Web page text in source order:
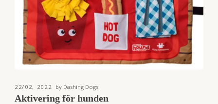
22/02, 2022 by Dashing Dogs
Aktivering för hunden